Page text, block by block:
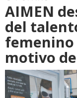
AIMEN
del
motivo